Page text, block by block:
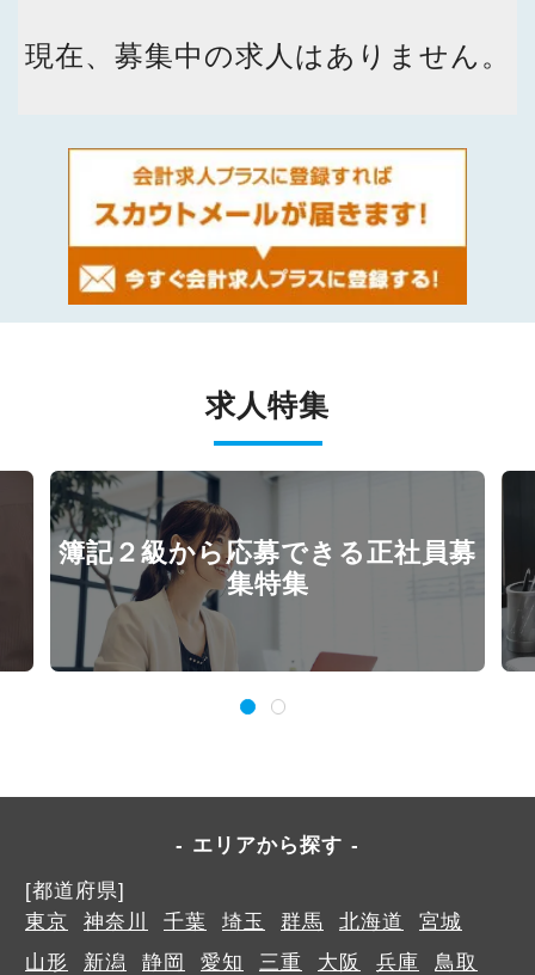
現在、募集中の求人はありません。
求人特集
簿記２級から応募できる正社員募
集特集
エリアから探す
[都道府県]
東京
神奈川 千葉 埼玉 群馬 北海道
宮城
山形
新潟 静岡 愛知 三重 大阪 兵庫
鳥取